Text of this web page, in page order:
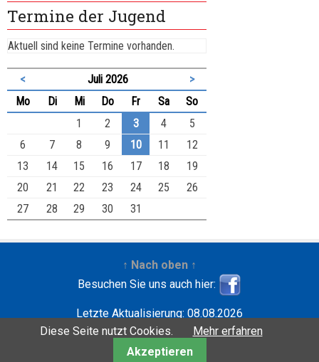
Termine der Jugend
Aktuell sind keine Termine vorhanden.
< Juli 2026
>
Montag Dienstag
Mittwoch
Donnerstag
FreitagSamstag
Sonntag
1
2 3 4
5
6
7 8 9 10 11
12
13
14 15 16 17 18
19
20
21 22 23 24 25
26
27
28 29 30 31
↑ Nach oben ↑
Besuchen Sie uns auch hier:
Letzte Aktualisierung: 08.08.2026
Entwickelt mit
| Copyright ©2001-2026
Krebbers
Diese Seite nutzt Cookies.
Mehr erfahren
Akzeptieren